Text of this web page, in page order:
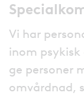
Vi har
inom
ge personer
omvårdnad,